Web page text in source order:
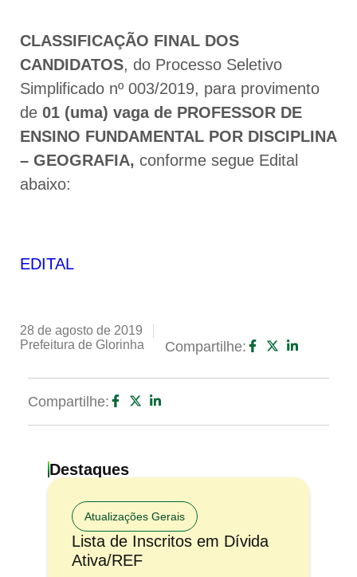
CLASSIFICAÇÃO FINAL DOS
CANDIDATOS, do Processo Seletivo
Simplificado nº 003/2019, para provimento
de 01 (uma) vaga de PROFESSOR DE
ENSINO FUNDAMENTAL POR DISCIPLINA
– GEOGRAFIA, conforme segue Edital
abaixo:
EDITAL
28 de agosto de 2019
Prefeitura de Glorinha
Compartilhe:
Compartilhe:
Destaques
Atualizações Gerais
Lista de Inscritos em Dívida
Ativa/REF